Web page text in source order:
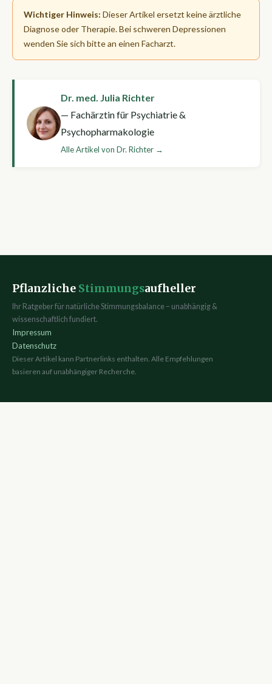
Wichtiger Hinweis: Dieser Artikel ersetzt keine ärztliche
Diagnose oder Therapie. Bei schweren Depressionen
wenden Sie sich bitte an einen Facharzt.
Dr. med. Julia Richter
— Fachärztin für Psychiatrie &
Psychopharmakologie
Alle Artikel von Dr. Richter →
Pflanzliche Stimmungsaufheller
Ihr Ratgeber für natürliche Stimmungsbalance – unabhängig &
wissenschaftlich fundiert.
Impressum
Datenschutz
Dieser Artikel kann Partnerlinks enthalten. Alle Empfehlungen
basieren auf unabhängiger Recherche.